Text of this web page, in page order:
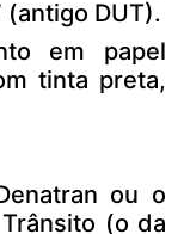
DUT).
em papel
tinta preta,
ou o
(o da